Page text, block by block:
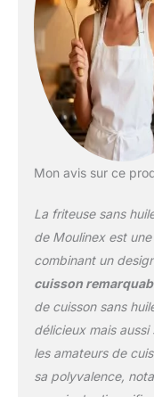
Mon avis sur ce
La friteuse sans
de Moulinex est
combinant un
cuisson
de cuisson sans
délicieux mais
les amateurs de
sa polyvalence,